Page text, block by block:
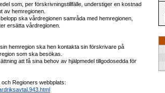
som, per förskrivningstillfälle, understiger en kostnad
av hemregionen.
ska vårdregionen samråda med hemregionen,
ersätta vårdregionen.
hemregion ska hen kontakta sin förskrivare på
som ska besökas.
att få sina behov av hjälpmedel tillgodosedda för
Regioners webbplats: